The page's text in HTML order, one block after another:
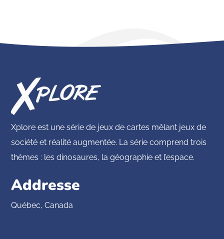
Xplore est une série de jeux de cartes mêlant jeux de
société et réalité augmentée. La série comprend trois
thèmes : les dinosaures, la géographie et l’espace.
Addresse
Québec, Canada